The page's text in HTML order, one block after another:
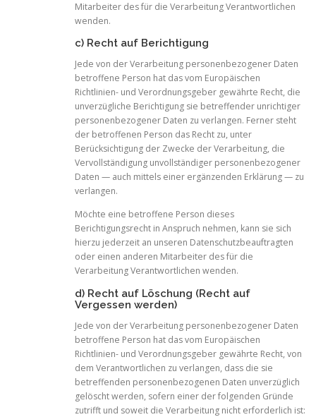
Mitarbeiter des für die Verarbeitung Verantwortlichen
wenden.
c) Recht auf Berichtigung
Jede von der Verarbeitung personenbezogener Daten
betroffene Person hat das vom Europäischen
Richtlinien- und Verordnungsgeber gewährte Recht, die
unverzügliche Berichtigung sie betreffender unrichtiger
personenbezogener Daten zu verlangen. Ferner steht
der betroffenen Person das Recht zu, unter
Berücksichtigung der Zwecke der Verarbeitung, die
Vervollständigung unvollständiger personenbezogener
Daten — auch mittels einer ergänzenden Erklärung — zu
verlangen.
Möchte eine betroffene Person dieses
Berichtigungsrecht in Anspruch nehmen, kann sie sich
hierzu jederzeit an unseren Datenschutzbeauftragten
oder einen anderen Mitarbeiter des für die
Verarbeitung Verantwortlichen wenden.
d) Recht auf Löschung (Recht auf
Vergessen werden)
Jede von der Verarbeitung personenbezogener Daten
betroffene Person hat das vom Europäischen
Richtlinien- und Verordnungsgeber gewährte Recht, von
dem Verantwortlichen zu verlangen, dass die sie
betreffenden personenbezogenen Daten unverzüglich
gelöscht werden, sofern einer der folgenden Gründe
zutrifft und soweit die Verarbeitung nicht erforderlich ist: